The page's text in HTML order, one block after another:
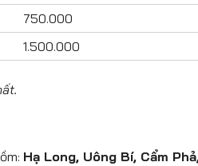
750.000
1.500.000
Hạ Long, Uông Bí, Cẩm